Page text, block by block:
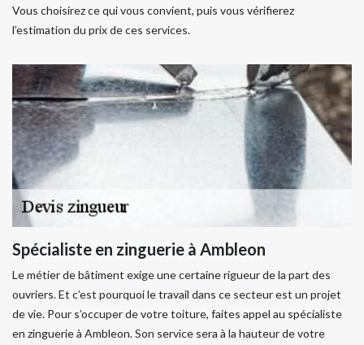
Vous choisirez ce qui vous convient, puis vous vérifierez
l’estimation du prix de ces services.
Spécialiste en zinguerie à Ambleon
Le métier de bâtiment exige une certaine rigueur de la part des
ouvriers. Et c’est pourquoi le travail dans ce secteur est un projet
de vie. Pour s’occuper de votre toiture, faites appel au spécialiste
en zinguerie à Ambleon. Son service sera à la hauteur de votre